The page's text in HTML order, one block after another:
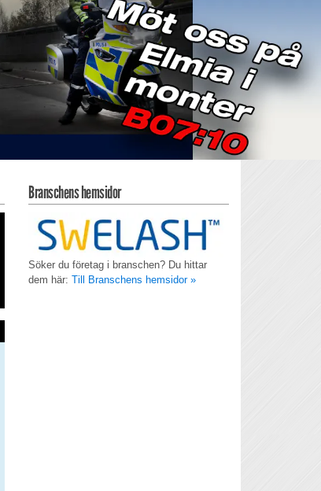
Branschens hemsidor
Söker du företag i branschen? Du hittar
dem här: Till Branschens hemsidor »